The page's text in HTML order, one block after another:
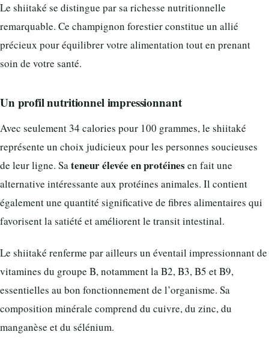
Le shiitaké se distingue par sa richesse nutritionnelle
remarquable. Ce champignon forestier constitue un allié
précieux pour équilibrer votre alimentation tout en prenant
soin de votre santé.
Un profil nutritionnel impressionnant
Avec seulement 34 calories pour 100 grammes, le shiitaké
représente un choix judicieux pour les personnes soucieuses
de leur ligne. Sateneur élevée en protéines en fait une
alternative intéressante aux protéines animales. Il contient
également une quantité significative de fibres alimentaires qui
favorisent la satiété et améliorent le transit intestinal.
Le shiitaké renferme par ailleurs un éventail impressionnant de
vitamines du groupe B, notamment la B2, B3, B5 et B9,
essentielles au bon fonctionnement de l’organisme. Sa
composition minérale comprend du cuivre, du zinc, du
manganèse et du sélénium.